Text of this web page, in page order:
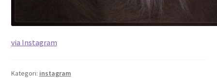
via Instagram
Kategori: instagram